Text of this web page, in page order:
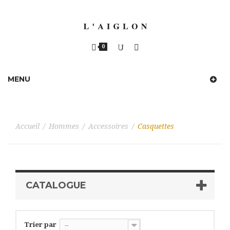
0
MENU
Accueil / Hommes / Accessoires / Casquettes
CATALOGUE
Trier par --